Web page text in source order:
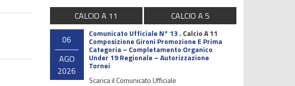
CALCIO A 11
CALCIO A 5
06
AGO
2026
Comunicato Ufficiale N° 13 . Calcio A 11
Composizione Gironi Promozione E Prima
Categoria – Completamento Organico
Under 19 Regionale – Autorizzazione
Tornei
Scarica il Comunicato Ufficiale